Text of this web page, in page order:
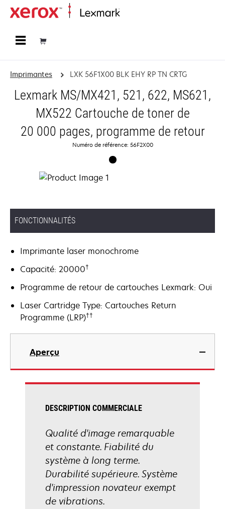
Imprimantes LXK 56F1X00 BLK EHY RP TN CRTG
Lexmark MS/MX421, 521, 622, MS621,
MX522 Cartouche de toner de
20 000 pages, programme de retour
Numéro de référence: 56F2X00
FONCTIONNALITÉS
Imprimante laser monochrome
Capacité: 20000†
Programme de retour de cartouches Lexmark: Oui
Laser Cartridge Type: Cartouches Return
Programme (LRP)††
Aperçu
DESCRIPTION COMMERCIALE
Qualité d'image remarquable
et constante. Fiabilité du
système à long terme.
Durabilité supérieure. Système
d'impression novateur exempt
de vibrations.